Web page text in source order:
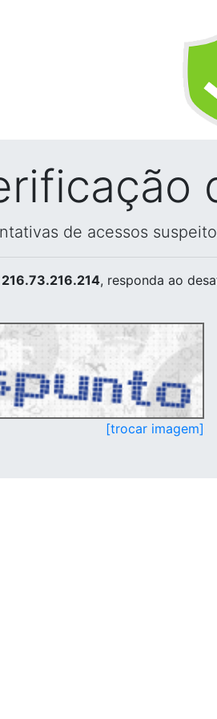
de acessos
216.73.216.214, responda ao
[trocar imagem]